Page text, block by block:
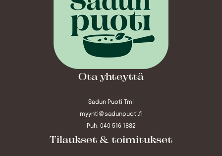
Ota yhteyttä
Sadun Puoti Tmi
myynti@sadunpuoti.fi
Puh. 040 516 1882
Tilaukset & toimitukset